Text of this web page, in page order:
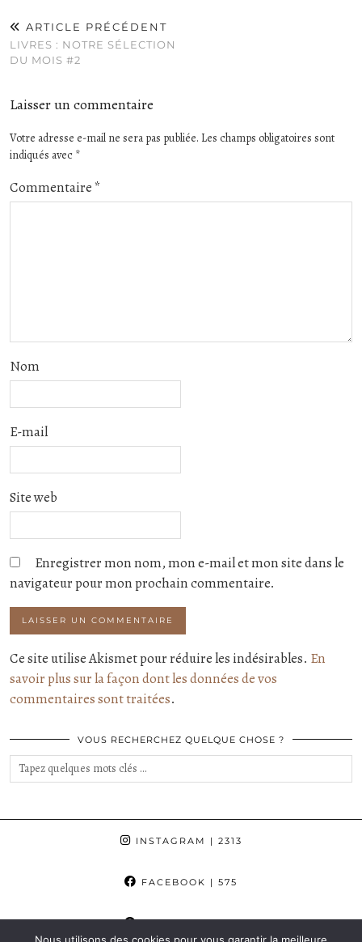
ARTICLE PRÉCÉDENT
LIVRES : NOTRE SÉLECTION
DU MOIS #2
Laisser un commentaire
Votre adresse e-mail ne sera pas publiée. Les champs obligatoires sont
indiqués avec *
Commentaire *
Nom
E-mail
Site web
Enregistrer mon nom, mon e-mail et mon site dans le
navigateur pour mon prochain commentaire.
Ce site utilise Akismet pour réduire les indésirables. En
savoir plus sur la façon dont les données de vos
commentaires sont traitées.
VOUS RECHERCHEZ QUELQUE CHOSE ?
INSTAGRAM | 2313
FACEBOOK | 575
PINTEREST| 862